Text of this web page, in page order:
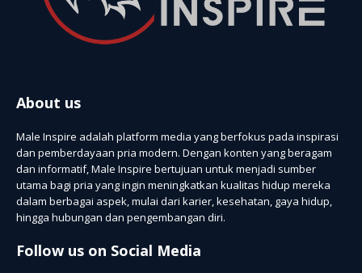
About us
Male Inspire adalah platform media yang berfokus pada inspirasi
dan pemberdayaan pria modern. Dengan konten yang beragam
dan informatif, Male Inspire bertujuan untuk menjadi sumber
utama bagi pria yang ingin meningkatkan kualitas hidup mereka
dalam berbagai aspek, mulai dari karier, kesehatan, gaya hidup,
hingga hubungan dan pengembangan diri.
Follow us on Social Media